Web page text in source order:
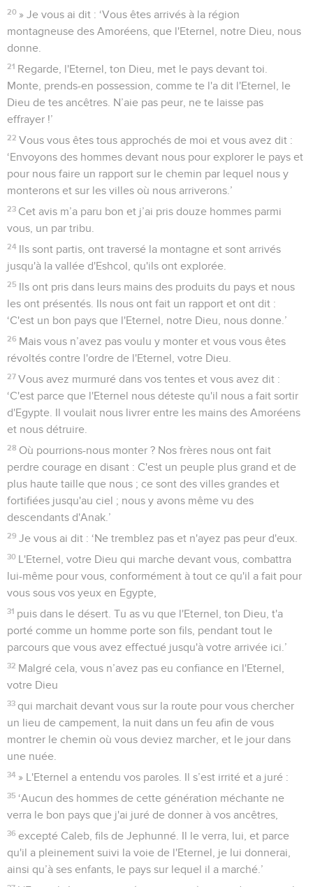
20 » Je vous ai dit : ‘Vous êtes arrivés à la région
montagneuse des Amoréens, que l'Eternel, notre Dieu, nous
donne.
21 Regarde, l'Eternel, ton Dieu, met le pays devant toi.
Monte, prends-en possession, comme te l'a dit l'Eternel, le
Dieu de tes ancêtres. N’aie pas peur, ne te laisse pas
effrayer !’
22 Vous vous êtes tous approchés de moi et vous avez dit :
‘Envoyons des hommes devant nous pour explorer le pays et
pour nous faire un rapport sur le chemin par lequel nous y
monterons et sur les villes où nous arriverons.’
23 Cet avis m’a paru bon et j’ai pris douze hommes parmi
vous, un par tribu.
24 Ils sont partis, ont traversé la montagne et sont arrivés
jusqu'à la vallée d'Eshcol, qu'ils ont explorée.
25 Ils ont pris dans leurs mains des produits du pays et nous
les ont présentés. Ils nous ont fait un rapport et ont dit :
‘C'est un bon pays que l'Eternel, notre Dieu, nous donne.’
26 Mais vous n’avez pas voulu y monter et vous vous êtes
révoltés contre l'ordre de l'Eternel, votre Dieu.
27 Vous avez murmuré dans vos tentes et vous avez dit :
‘C'est parce que l'Eternel nous déteste qu'il nous a fait sortir
d'Egypte. Il voulait nous livrer entre les mains des Amoréens
et nous détruire.
28 Où pourrions-nous monter ? Nos frères nous ont fait
perdre courage en disant : C'est un peuple plus grand et de
plus haute taille que nous ; ce sont des villes grandes et
fortifiées jusqu'au ciel ; nous y avons même vu des
descendants d'Anak.’
29 Je vous ai dit : ‘Ne tremblez pas et n'ayez pas peur d'eux.
30 L'Eternel, votre Dieu qui marche devant vous, combattra
lui-même pour vous, conformément à tout ce qu'il a fait pour
vous sous vos yeux en Egypte,
31 puis dans le désert. Tu as vu que l'Eternel, ton Dieu, t'a
porté comme un homme porte son fils, pendant tout le
parcours que vous avez effectué jusqu'à votre arrivée ici.’
32 Malgré cela, vous n’avez pas eu confiance en l'Eternel,
votre Dieu
33 qui marchait devant vous sur la route pour vous chercher
un lieu de campement, la nuit dans un feu afin de vous
montrer le chemin où vous deviez marcher, et le jour dans
une nuée.
34 » L'Eternel a entendu vos paroles. Il s’est irrité et a juré :
35 ‘Aucun des hommes de cette génération méchante ne
verra le bon pays que j'ai juré de donner à vos ancêtres,
36 excepté Caleb, fils de Jephunné. Il le verra, lui, et parce
qu'il a pleinement suivi la voie de l'Eternel, je lui donnerai,
ainsi qu’à ses enfants, le pays sur lequel il a marché.’